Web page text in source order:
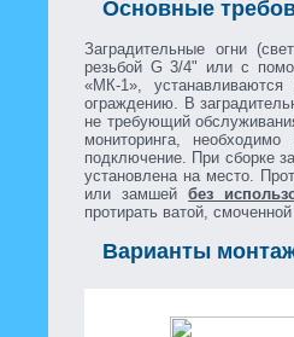
Основные
Заградительные огни
резьбой G 3/4" или с
«МК-1»,
ограждению. В
не требующий
мониторинга,
подключение. При сборке
установлена на место.
или замшейбез
протирать ватой,
Варианты